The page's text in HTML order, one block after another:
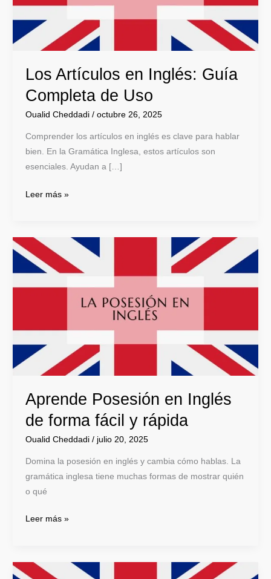
Los Artículos en Inglés: Guía
Completa de Uso
Oualid Cheddadi / octubre 26, 2025
Comprender los artículos en inglés es clave para hablar
bien. En la Gramática Inglesa, estos artículos son
esenciales. Ayudan a […]
Uso
Leer más »
Aprende Posesión en Inglés
de forma fácil y rápida
Oualid Cheddadi / julio 20, 2025
Domina la posesión en inglés y cambia cómo hablas. La
gramática inglesa tiene muchas formas de mostrar quién
o qué
Aprende
Posesión
en
Inglés
Leer más »
Pronombres